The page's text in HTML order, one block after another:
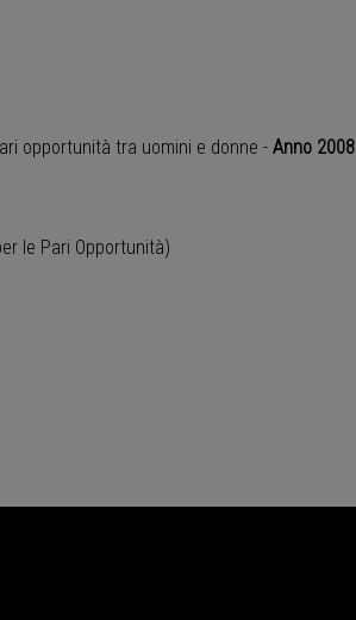
opportunità tra uomini e donne - Anno 2008
le Pari Opportunità)